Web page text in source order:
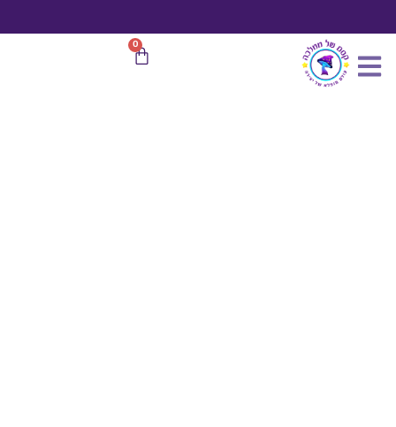
לתוכן
בהזמנות מעל 599 ₪ 0
עגלת
יח
ענבים